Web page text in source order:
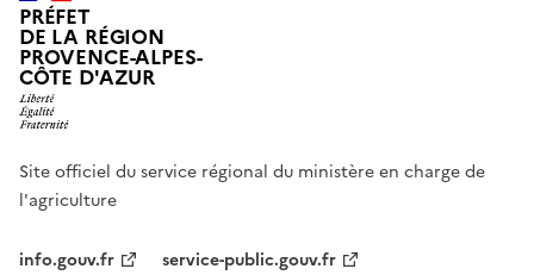
PRÉFET
DE LA RÉGION
PROVENCE-ALPES-
CÔTE D'AZUR
Site officiel du service régional du ministère en charge de
l'agriculture
info.gouv.fr
service-public.gouv.fr